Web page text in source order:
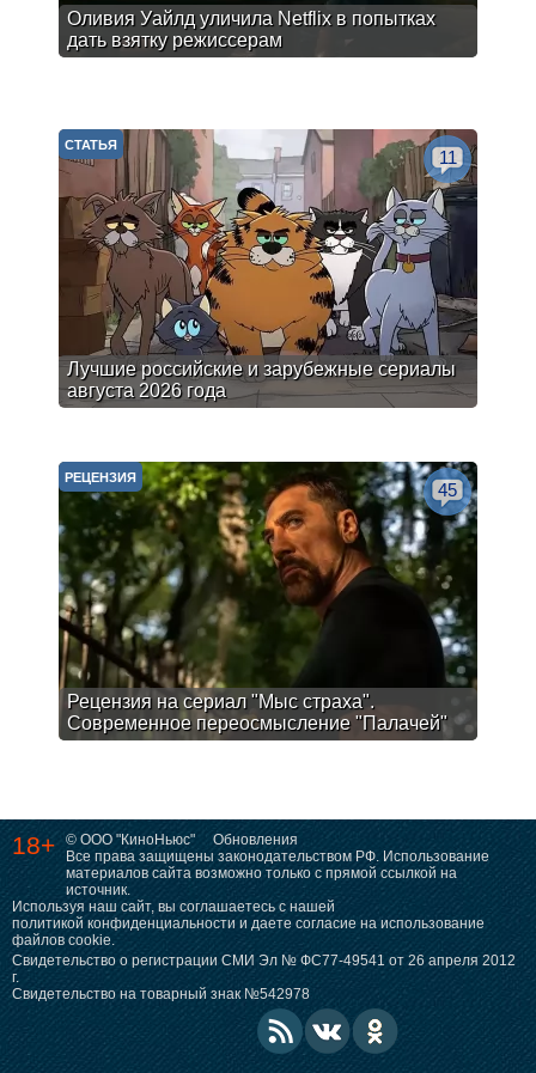
Оливия Уайлд уличила Netflix в попытках
дать взятку режиссерам
Лучшие российские и зарубежные сериалы
августа 2026 года
СТАТЬЯ
11
Рецензия на сериал "Мыс страха".
Современное переосмысление "Палачей"
РЕЦЕНЗИЯ
45
18+ © ООО "КиноНьюс"
Обновления
Все права защищены законодательством РФ. Использование
материалов сайта возможно только с прямой ссылкой на
источник.
Используя наш сайт, вы соглашаетесь с нашей
политикой конфиденциальности и даете согласие на использование
файлов cookie.
Свидетельство о регистрации СМИ Эл № ФС77-49541 от 26 апреля 2012
г.
Свидетельство на товарный знак №542978